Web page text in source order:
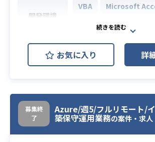
開発環境
VBA
Microsoft
MicroSoft
資産運用部門向けに
門とのヒヤリングから
す（通常1か月程度で
るイメージ）。
お気に入り 詳
募集終
了
Azure/週5/フルリモート/
築保守運用業務の案件・求人